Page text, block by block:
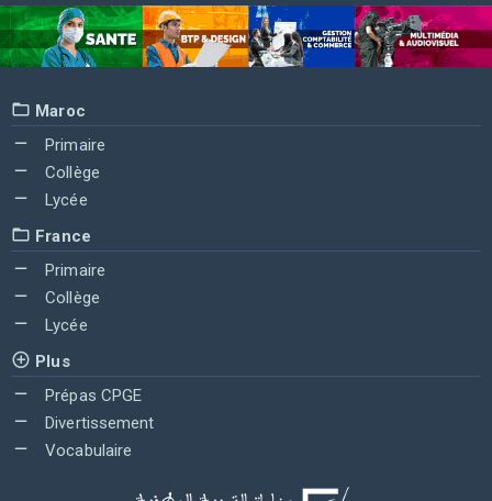
Maroc
Primaire
Collège
Lycée
France
Primaire
Collège
Lycée
Plus
Prépas CPGE
Divertissement
Vocabulaire